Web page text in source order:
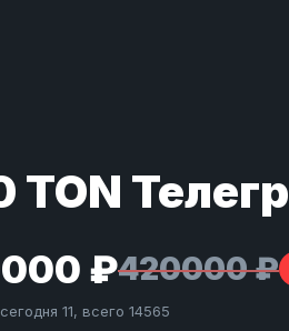
TON
₽420000 ₽
11, всего 14565